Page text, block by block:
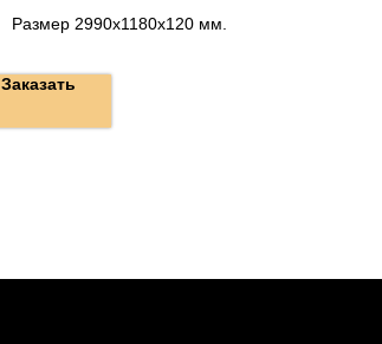
Размер 2990х1180х120 мм.
Заказать